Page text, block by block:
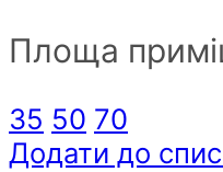
SmartThings
quantity
Площа
35 50 70
Додати до